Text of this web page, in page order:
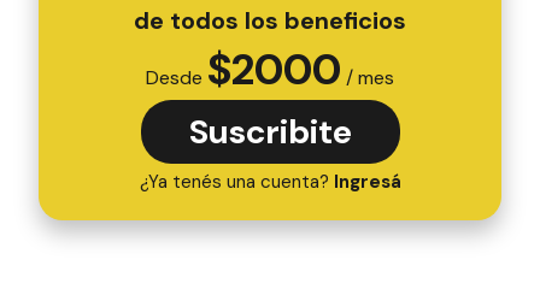
de todos los beneficios
Desde $2000 / mes
Suscribite
¿Ya tenés una cuenta? Ingresá